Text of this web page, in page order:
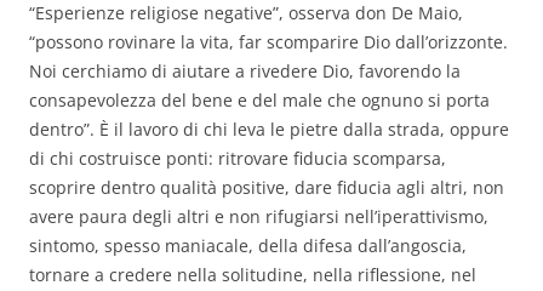
“Esperienze religiose negative”, osserva don De Maio,
“possono rovinare la vita, far scomparire Dio dall’orizzonte.
Noi cerchiamo di aiutare a rivedere Dio, favorendo la
consapevolezza del bene e del male che ognuno si porta
dentro”. È il lavoro di chi leva le pietre dalla strada, oppure
di chi costruisce ponti: ritrovare fiducia scomparsa,
scoprire dentro qualità positive, dare fiducia agli altri, non
avere paura degli altri e non rifugiarsi nell’iperattivismo,
sintomo, spesso maniacale, della difesa dall’angoscia,
tornare a credere nella solitudine, nella riflessione, nel